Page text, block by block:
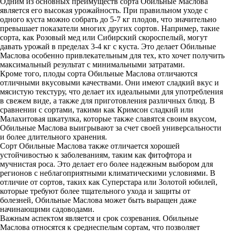
является его высокая урожайность. При правильном уходе с
одного куста можно собрать до 5-7 кг плодов, что значительно
превышает показатели многих других сортов. Например, такие
сорта, как Розовый мед или Сибирский скороспелый, могут
давать урожай в пределах 3-4 кг с куста. Это делает Обильные
Маслова особенно привлекательным для тех, кто хочет получить
максимальный результат с минимальными затратами.
Кроме того, плоды сорта Обильные Маслова отличаются
отличными вкусовыми качествами. Они имеют сладкий вкус и
мясистую текстуру, что делает их идеальными для употребления
в свежем виде, а также для приготовления различных блюд. В
сравнении с сортами, такими как Кримсон сладкий или
Малахитовая шкатулка, которые также славятся своим вкусом,
Обильные Маслова выигрывают за счет своей универсальности
и более длительного хранения.
Сорт Обильные Маслова также отличается хорошей
устойчивостью к заболеваниям, таким как фитофтора и
мучнистая роса. Это делает его более надежным выбором для
регионов с неблагоприятными климатическими условиями. В
отличие от сортов, таких как Суперстара или Золотой юбилей,
которые требуют более тщательного ухода и защиты от
болезней, Обильные Маслова может быть выращен даже
начинающими садоводами.
Важным аспектом является и срок созревания. Обильные
Маслова относятся к среднеспелым сортам, что позволяет